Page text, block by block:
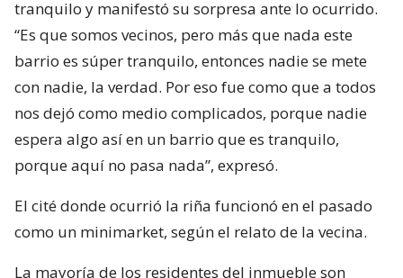
tranquilo y manifestó su sorpresa ante lo ocurrido.
“Es que somos vecinos, pero más que nada este
barrio es súper tranquilo, entonces nadie se mete
con nadie, la verdad. Por eso fue como que a todos
nos dejó como medio complicados, porque nadie
espera algo así en un barrio que es tranquilo,
porque aquí no pasa nada”, expresó.
El cité donde ocurrió la riña funcionó en el pasado
como un minimarket, según el relato de la vecina.
La mayoría de los residentes del inmueble son